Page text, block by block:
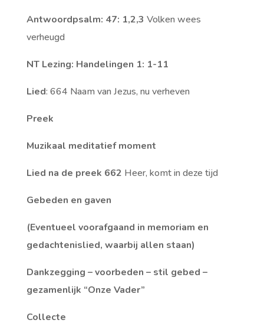
Antwoordpsalm: 47: 1,2,3 Volken wees
verheugd
NT Lezing: Handelingen 1: 1-11
Lied: 664 Naam van Jezus, nu verheven
Preek
Muzikaal meditatief moment
Lied na de preek 662 Heer, komt in deze tijd
Gebeden en gaven
(Eventueel voorafgaand in memoriam en
gedachtenislied, waarbij allen staan)
Dankzegging – voorbeden – stil gebed –
gezamenlijk “Onze Vader”
Collecte